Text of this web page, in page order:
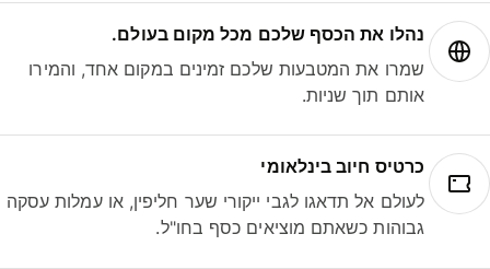
נהלו את הכסף שלכם מכל מקום בעולם.
שמרו את המטבעות שלכם זמינים במקום אחד, והמירו
אותם תוך שניות.
כרטיס חיוב בינלאומי
לעולם אל תדאגו לגבי ייקורי שער חליפין, או עמלות עסקה
גבוהות כשאתם מוציאים כסף בחו"ל.